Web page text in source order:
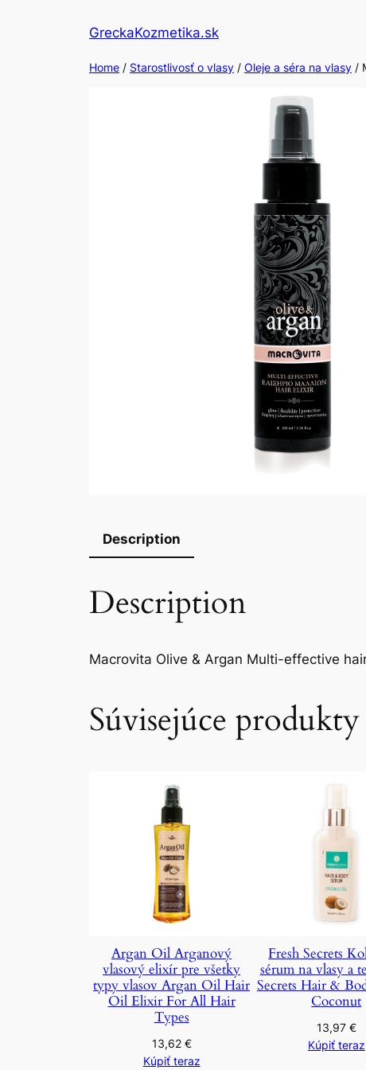
GreckaKozmetika.sk
Home / Starostlivosť o vlasy / Oleje a séra na vlasy /
Description
Description
Macrovita Olive & Argan Multi-effective
Súvisejúce produkty
Argan Oil Arganový
vlasový elixír pre všetky
typy vlasov Argan Oil Hair
Oil Elixir For All Hair
Types
13,62 €
Kúpiť teraz
Fresh Secrets
sérum na vlasy a
Secrets Hair &
Coconut
13,97 €
Kúpiť teraz